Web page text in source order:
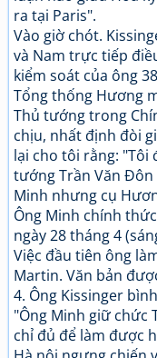
ra tại Paris".
Vào giờ chót.
và Nam trực tiếp
kiểm soát của ông 38
Tổng thống Hương
Thủ tướng trong
chịu, nhất định đòi
lại cho tôi rằng: "Tôi
tướng Trần Văn
Minh nhưng cụ
Ông Minh chính
ngày 28 tháng 4
Việc đầu tiên ông
Martin. Văn bản
4. Ông Kissinger
"Ông Minh giữ chức
chỉ đủ để làm được